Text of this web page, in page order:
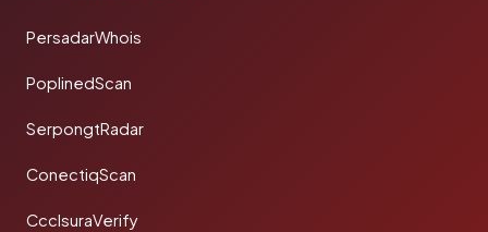
PersadarWhois
PoplinedScan
SerpongtRadar
ConectiqScan
CcclsuraVerify